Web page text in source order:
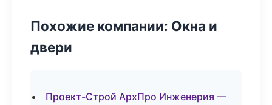
Похожие компании: Окна и
двери
Проект-Строй АрхПро Инженерия —